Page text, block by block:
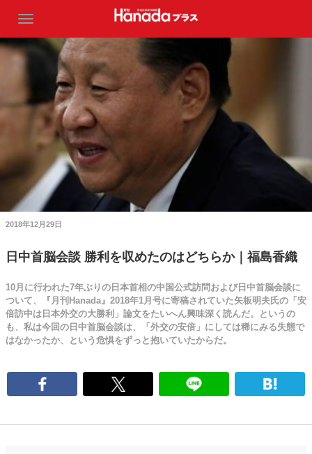
2018年12月29日
日中首脳会談 勝利を収めたのはどちらか｜福島香織
10月に行われた7年ぶりの日本首相の中国公式訪問および日中首脳会談に
ついて、『月刊Hanada』2018年1月号に寄稿されていた矢板明夫氏の「安
倍訪中は日本外交の大勝利」論文をたいへん興味深く読んだ。というの
も、私は今回の日中首脳会談は、「外交の安倍」にしては稀にみる失態で
はなかったか、という危惧をずっと抱いていたからだ。